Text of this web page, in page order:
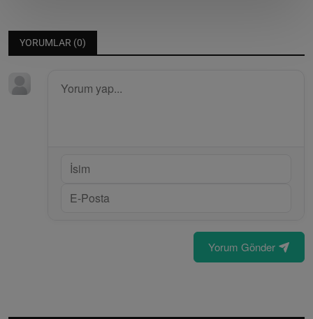
YORUMLAR (0)
Yorum Gönder